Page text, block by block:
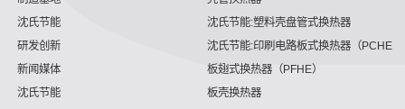
沈氏节能
研发创新
新闻媒体
沈氏节能
沈氏节能:塑料壳盘管式换热器
沈氏节能:印刷电路板式换热器（PCHE）
板翅式换热器（PFHE）
板壳换热器